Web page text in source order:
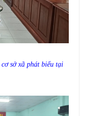
sở xã phát biểu tại